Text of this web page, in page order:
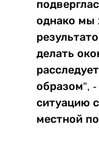
однако мы
делать
образом”,
ситуацию
местной